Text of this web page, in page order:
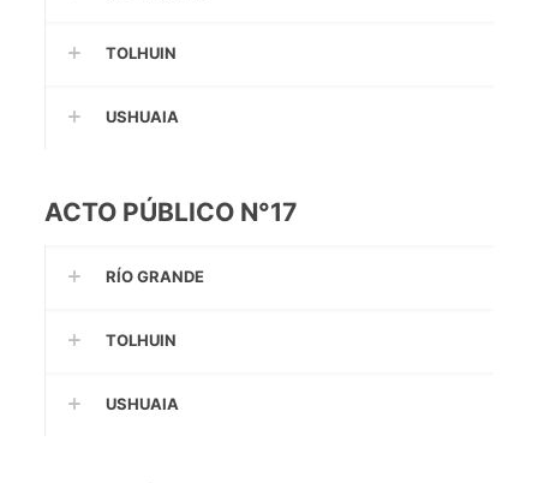
TOLHUIN
USHUAIA
ACTO PÚBLICO N°17
RÍO GRANDE
TOLHUIN
USHUAIA